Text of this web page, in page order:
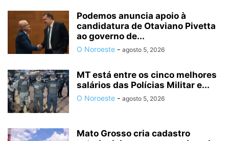
Podemos anuncia apoio à
candidatura de Otaviano Pivetta
ao governo de...
O Noroeste - agosto 5, 2026
MT está entre os cinco melhores
salários das Polícias Militar e...
O Noroeste - agosto 5, 2026
Mato Grosso cria cadastro